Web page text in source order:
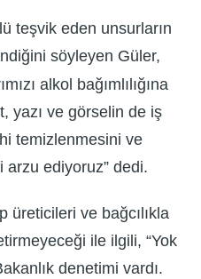
teşvik eden unsurların
söyleyen Güler,
alkol bağımlılığına
yazı ve görselin de iş
temizlenmesini ve
arzu ediyoruz” dedi.
üreticileri ve bağcılıkla
ile ilgili, “Yok
denetimi vardı.